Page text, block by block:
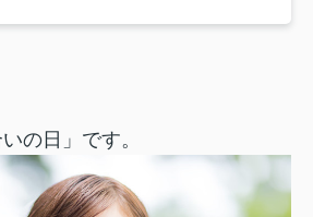
の日」です。